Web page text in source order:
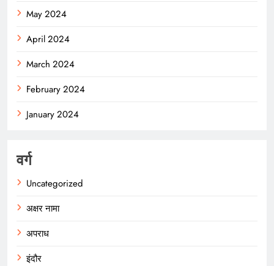
May 2024
April 2024
March 2024
February 2024
January 2024
वर्ग
Uncategorized
अक्षर नामा
अपराध
इंदौर